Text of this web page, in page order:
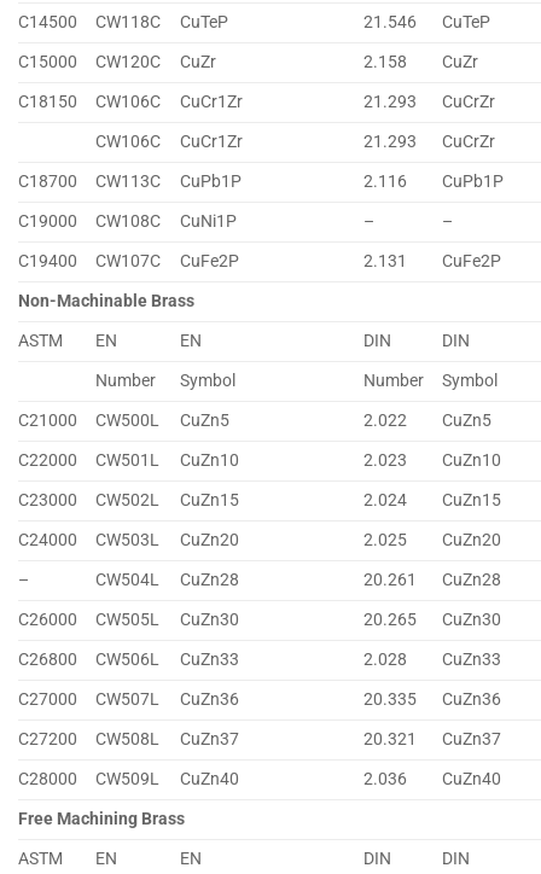
C14500
CW118C CuTeP 21.546
CuTeP
C15000
CW120C CuZr 2.158
CuZr
C18150
CW106C CuCr1Zr 21.293
CuCrZr
CW106C
CuCr1Zr 21.293
CuCrZr
C18700
CW113C CuPb1P 2.116
CuPb1P
C19000
CW108C CuNi1P –
–
C19400
CW107C CuFe2P 2.131
CuFe2P
Non-Machinable Brass
ASTM
EN EN DIN
DIN
Number
Symbol Number
Symbol
C21000
CW500L CuZn5 2.022
CuZn5
C22000
CW501L CuZn10 2.023
CuZn10
C23000
CW502L CuZn15 2.024
CuZn15
C24000
CW503L CuZn20 2.025
CuZn20
–
CW504L CuZn28 20.261
CuZn28
C26000
CW505L CuZn30 20.265
CuZn30
C26800
CW506L CuZn33 2.028
CuZn33
C27000
CW507L CuZn36 20.335
CuZn36
C27200
CW508L CuZn37 20.321
CuZn37
C28000
CW509L CuZn40 2.036
CuZn40
Free Machining Brass
ASTM
EN EN DIN DIN